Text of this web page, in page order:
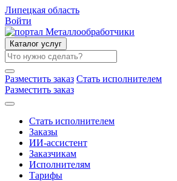
Липецкая область
Войти
Каталог услуг
Разместить заказ Стать исполнителем
Разместить заказ
Стать исполнителем
Заказы
ИИ-ассистент
Заказчикам
Исполнителям
Тарифы